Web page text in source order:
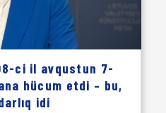
ci il avqustun 7-
hücum etdi – bu,
idi